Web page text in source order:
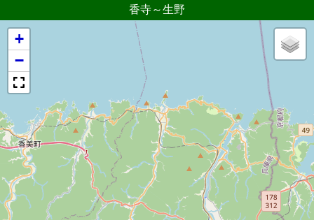
香寺～生野
+
−